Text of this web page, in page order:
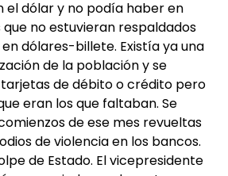
el dólar y no podía haber en
no estuvieran respaldados
dólares-billete. Existía ya una
de la población y se
de débito o crédito pero
eran los que faltaban. Se
de ese mes revueltas
de violencia en los bancos.
de Estado. El vicepresidente